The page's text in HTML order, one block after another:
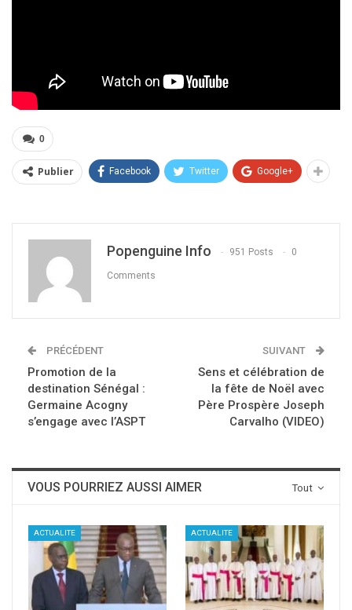
0
Publier Facebook Twitter Google+
Popenguine Info 951 Posts 0
Comments
PRÉCÉDENT
Promotion de la
destination Sénégal :
Germaine Acogny
s’engage avec l’ASPT
SUIVANT
Sens et célébration de
la fête de Noël avec
Père Prospère Joseph
Carvalho (VIDEO)
Tout
VOUS POURRIEZ AUSSI AIMER
ACTUALITE ACTUALITE